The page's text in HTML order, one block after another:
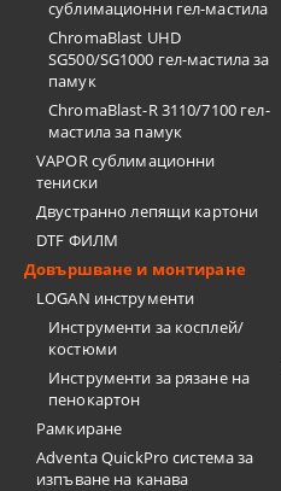
сублимационни гел-мастила
ChromaBlast UHD
SG500/SG1000 гел-мастила за
памук
ChromaBlast-R 3110/7100 гел-
мастила за памук
VAPOR сублимационни
тениски
Двустранно лепящи картони
DTF ФИЛМ
Довършване и монтиране
LOGAN инструменти
Инструменти за косплей/
костюми
Инструменти за рязане на
пенокартон
Рамкиране
Adventa QuickPro система за
изпъване на канава